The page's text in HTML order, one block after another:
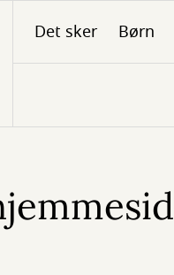
Det sker Børn